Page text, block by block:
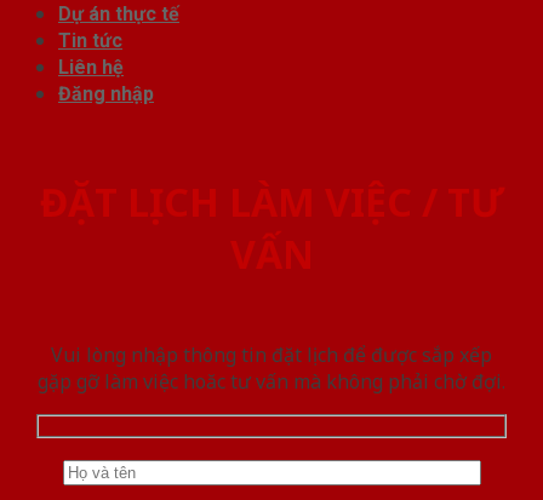
Dự án thực tế
Tin tức
Liên hệ
Đăng nhập
ĐẶT LỊCH LÀM VIỆC / TƯ
VẤN
Vui lòng nhập thông tin đặt lịch để được sắp xếp
gặp gỡ làm việc hoăc tư vấn mà không phải chờ đợi.